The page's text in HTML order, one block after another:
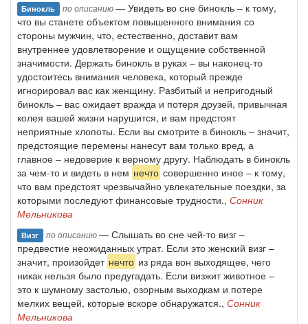
Бинокль по описанию— Увидеть во сне бинокль – к тому,
что вы станете объектом повышенного внимания со
стороны мужчин, что, естественно, доставит вам
внутреннее удовлетворение и ощущение собственной
значимости. Держать бинокль в руках – вы наконец-то
удостоитесь внимания человека, который прежде
игнорировал вас как женщину. Разбитый и непригодный
бинокль – вас ожидает вражда и потеря друзей, привычная
колея вашей жизни нарушится, и вам предстоят
неприятные хлопоты. Если вы смотрите в бинокль – значит,
предстоящие перемены нанесут вам только вред, а
главное – недоверие к верному другу. Наблюдать в бинокль
за чем-то и видеть в нем нечто совершенно иное – к тому,
что вам предстоят чрезвычайно увлекательные поездки, за
которыми последуют финансовые трудности., Сонник
Мельникова
Визг по описанию— Слышать во сне чей-то визг –
предвестие неожиданных утрат. Если это женский визг –
значит, произойдет нечто из ряда вон выходящее, чего
никак нельзя было предугадать. Если визжит животное –
это к шумному застолью, озорным выходкам и потере
мелких вещей, которые вскоре обнаружатся., Сонник
Мельникова